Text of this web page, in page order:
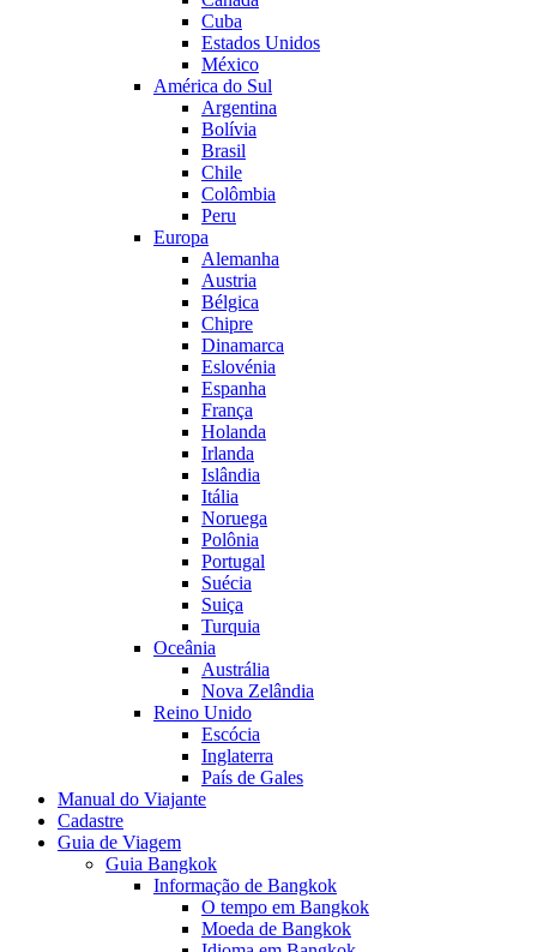
Cuba
Estados Unidos
México
América do Sul
Argentina
Bolívia
Brasil
Chile
Colômbia
Peru
Europa
Alemanha
Austria
Bélgica
Chipre
Dinamarca
Eslovénia
Espanha
França
Holanda
Irlanda
Islândia
Itália
Noruega
Polônia
Portugal
Suécia
Suiça
Turquia
Oceânia
Austrália
Nova Zelândia
Reino Unido
Escócia
Inglaterra
País de Gales
Manual do Viajante
Cadastre
Guia de Viagem
Guia Bangkok
Informação de Bangkok
O tempo em Bangkok
Moeda de Bangkok